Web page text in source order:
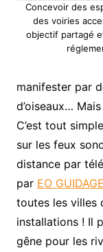
Concevoir des
des voiries
objectif partagé
manifester par
d’oiseaux…
C’est tout
sur les feux
distance par
par EO GUIDAGE
toutes les villes
installations ! Il
gêne pour les